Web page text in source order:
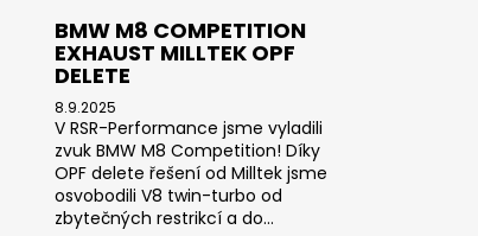
BMW M8 COMPETITION
EXHAUST MILLTEK OPF
DELETE
8.9.2025
V RSR-Performance jsme vyladili
zvuk BMW M8 Competition! Díky
OPF delete řešení od Milltek jsme
osvobodili V8 twin-turbo od
zbytečných restrikcí a do...